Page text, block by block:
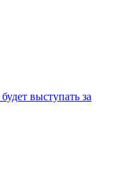
выступать за